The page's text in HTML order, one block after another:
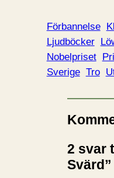
Förbannelse
Ljudböcker
Nobelpriset
Sverige Tro
2 svar
Svärd”